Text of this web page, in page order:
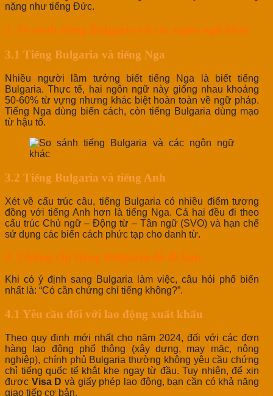
nặng như tiếng Đức.
3. So sánh tiếng Bulgaria và các ngôn ngữ khác
3.1 Tiếng Bulgaria và tiếng Nga
Nhiều người lầm tưởng biết tiếng Nga là biết tiếng
Bulgaria. Thực tế, hai ngôn ngữ này giống nhau khoảng
50-60% từ vựng nhưng khác biệt hoàn toàn về ngữ pháp.
Tiếng Nga dùng biến cách, còn tiếng Bulgaria dùng mạo
từ hậu tố.
3.2 Tiếng Bulgaria và tiếng Anh
Xét về cấu trúc câu, tiếng Bulgaria có nhiều điểm tương
đồng với tiếng Anh hơn là tiếng Nga. Cả hai đều đi theo
cấu trúc Chủ ngữ – Động từ – Tân ngữ (SVO) và hạn chế
sử dụng các biến cách phức tạp cho danh từ.
4. Chứng chỉ tiếng Bulgaria để đi làm
Khi có ý định sang Bulgaria làm việc, câu hỏi phổ biến
nhất là: “Có cần chứng chỉ tiếng không?”.
4.1 Yêu cầu đối với lao động xuất khẩu
Theo quy định mới nhất cho năm 2024, đối với các đơn
hàng lao động phổ thông (xây dựng, may mặc, nông
nghiệp), chính phủ Bulgaria thường không yêu cầu chứng
chỉ tiếng quốc tế khắt khe ngay từ đầu. Tuy nhiên, để xin
được Visa D và giấy phép lao động, bạn cần có khả năng
giao tiếp cơ bản.